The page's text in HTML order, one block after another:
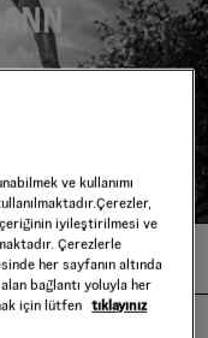
ve kullanımı
içeriğinin iyileştirilmesi ve
Çerezlerle
her sayfanın altında
bağlantı yoluyla her
için lütfen tıklayınız